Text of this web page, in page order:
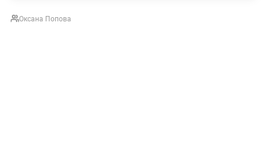
Оксана Попова